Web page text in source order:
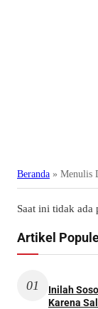
Beranda » Menulis
Saat ini tidak
Artikel
01
Inilah
Karena